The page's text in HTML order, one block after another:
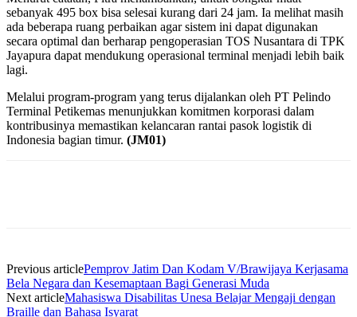
sebanyak 495 box bisa selesai kurang dari 24 jam. Ia melihat masih
ada beberapa ruang perbaikan agar sistem ini dapat digunakan
secara optimal dan berharap pengoperasian TOS Nusantara di TPK
Jayapura dapat mendukung operasional terminal menjadi lebih baik
lagi.
Melalui program-program yang terus dijalankan oleh PT Pelindo
Terminal Petikemas menunjukkan komitmen korporasi dalam
kontribusinya memastikan kelancaran rantai pasok logistik di
Indonesia bagian timur. (JM01)
Previous articlePemprov Jatim Dan Kodam V/Brawijaya Kerjasama
Bela Negara dan Kesemaptaan Bagi Generasi Muda
Next articleMahasiswa Disabilitas Unesa Belajar Mengaji dengan
Braille dan Bahasa Isyarat